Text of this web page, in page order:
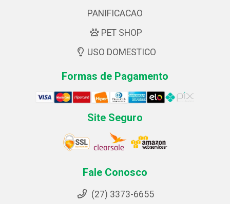
PANIFICACAO
PET SHOP
USO DOMESTICO
Formas de Pagamento
Site Seguro
Fale Conosco
(27) 3373-6655